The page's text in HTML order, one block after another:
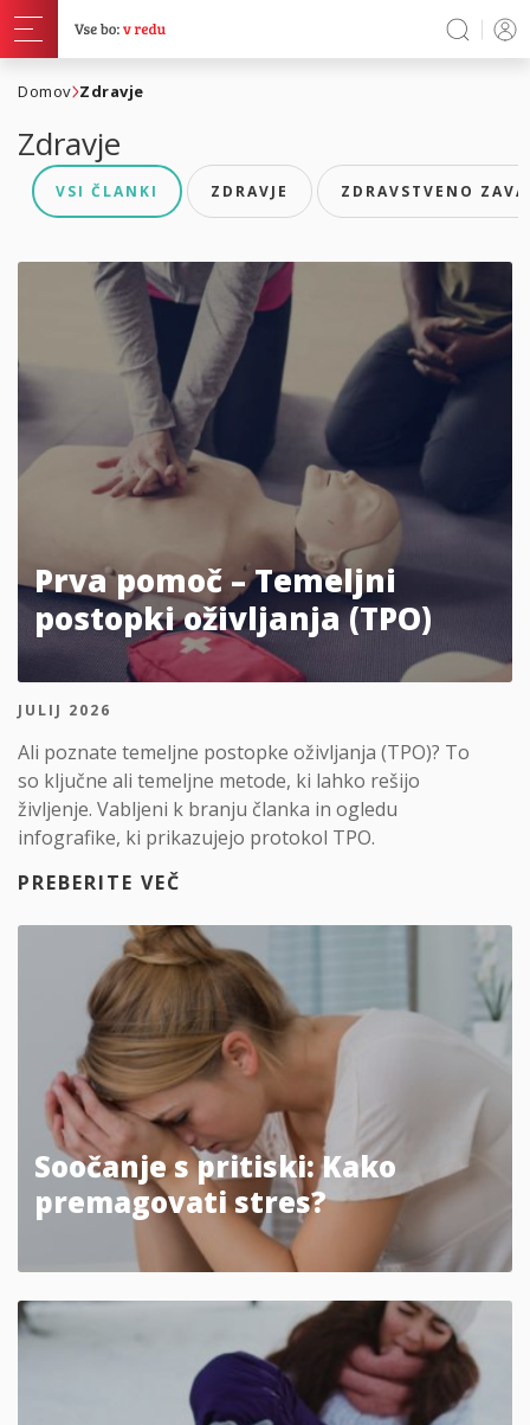
Domov Zdravje
Zdravje
VSI ČLANKI ZDRAVJE ZDRAVSTVENO
Prva pomoč – Temeljni
postopki oživljanja (TPO)
JULIJ 2026
Ali poznate temeljne postopke oživljanja (TPO)? To
so ključne ali temeljne metode, ki lahko rešijo
življenje. Vabljeni k branju članka in ogledu
infografike, ki prikazujejo protokol TPO.
PREBERITE VEČ
Soočanje s pritiski: Kako
premagovati stres?